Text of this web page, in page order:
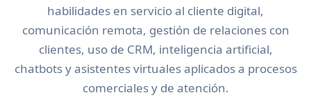
habilidades en servicio al cliente digital,
comunicación remota, gestión de relaciones con
clientes, uso de CRM, inteligencia artificial,
chatbots y asistentes virtuales aplicados a procesos
comerciales y de atención.